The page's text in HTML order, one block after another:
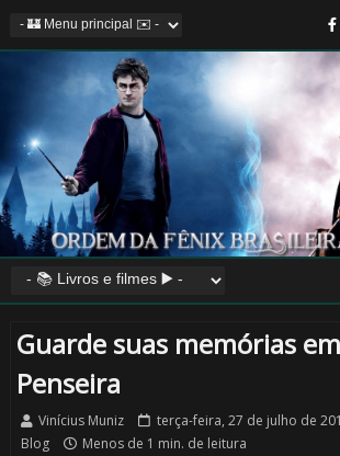
Guarde suas memórias
Penseira
Vinícius Muniz terça-feira, 27 de julho de
Blog
Menos de 1 min. de leitura